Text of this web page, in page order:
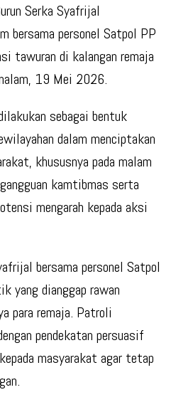
Serka Syafrijal
bersama personel Satpol PP
tawuran di kalangan remaja
19 Mei 2026.
sebagai bentuk
dalam menciptakan
khususnya pada malam
kamtibmas serta
mengarah kepada aksi
bersama personel Satpol
yang dianggap rawan
para remaja. Patroli
pendekatan persuasif
masyarakat agar tetap